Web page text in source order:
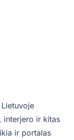
interjero ir kitas
ir portalas